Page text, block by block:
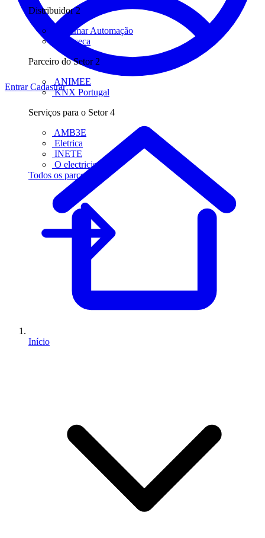
Distribuidor 2
Bresimar Automação
FFonseca
Parceiro do Setor 2
ANIMEE
KNX Portugal
Serviços para o Setor 4
AMB3E
Eletrica
INETE
O electricista
Todos os parceiros
EntrarCadastrar
Início